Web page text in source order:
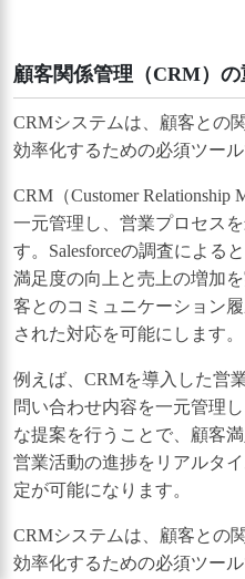
顧客関係管理（CRM）
CRMシステムは、顧客との
効率化するための必須ツール
CRM（Customer Relationship
一元管理し、営業プロセス
す。Salesforceの調査による
満足度の向上と売上の増加
客とのコミュニケーション
された対応を可能にします。
例えば、CRMを導入した営
問い合わせ内容を一元管理
な提案を行うことで、顧客
営業活動の進捗をリアルタ
定が可能になります。
CRMシステムは、顧客との
効率化するための必須ツール